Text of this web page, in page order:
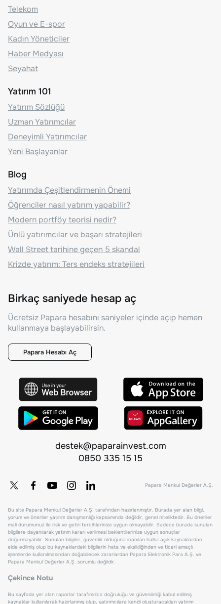
Telekom
Oyun ve E-spor
Kadın Yöneticiler
Haber Medyası
Seyahat
Yatırım 101
Yatırım Sözlüğü
Uzman Yatırımcılar
Deneyimli Yatırımcılar
Yeni Başlayanlar
Blog
Yatırımda Çeşitlendirmenin Önemi
Öğrenciler nasıl yatırım yapabilir?
Modern portföy teorisi nedir?
Ünlü yatırımcılar ve başarı stratejileri
Wall Street tarihine geçen 5 skandal
Krizde yatırım: Ters endeks stratejileri
Birkaç saniyede hesap aç
Ücretsiz Papara hesabını saniyeler içinde açıp hemen
kullanmaya başlayabilirsin.
Papara Hesabı Aç
destek@paparainvest.com
0850 335 15 15
Papara Menkul Değerler A.Ş.
Bu site Papara Menkul Değerler A.Ş. tarafından hazırlanmıştır. Burada yer alan bilgi,
yorum ve öneriler yatırım danışmanlığı kapsamında değildir, genel niteliktedir. Bu öneriler
mali durumunuz ile risk ve getiri tercihlerinize uygun olmayabilir. Sadece burada sunulan
bilgilere dayanılarak yatırım kararı verilmesi beklentilerinize uygun sonuçlar
doğurmayabilir. Sunulan bilgiler, güvenilir olduğuna inanılan halka açık kaynaklardan
elde edilmiş olup bu kaynaklardaki bilgilerin hata ve eksikliğinden ve ticari amaçlı
işlemlerde kullanılmasından doğabilecek zararlardan Papara Elektronik Para A.Ş. ve
Papara Menkul Değerler A.Ş. sorumlu değildir.
Çekince Notu
Bu sayfada yer alan raporlar tarafımızca doğruluğu ve güvenilirliği kabul edilmiş
kaynaklar kullanılarak hazırlanmış olup, yatırımcılara kendi oluşturacakları yatırım